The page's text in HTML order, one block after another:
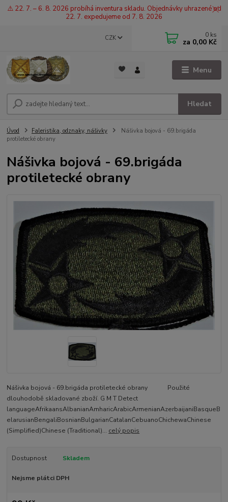
⚠️ 22. 7. – 6. 8. 2026 probíhá inventura skladu. Objednávky uhrazené od
22. 7. expedujeme od 7. 8. 2026
Menu
CZK
Hledat
0 ks
za 0,00 Kč
Úvod Faleristika, odznaky, nášivky
Nášivka bojová - 69.brigáda
protiletecké obrany
Nášivka bojová - 69.brigáda
protiletecké obrany
Nášivka bojová - 69.brigáda protiletecké obrany Použité
dlouhodobě skladované zboží. G M T Detect
languageAfrikaansAlbanianAmharicArabicArmenianAzerbaijaniBasqueB
elarusianBengaliBosnianBulgarianCatalanCebuanoChichewaChinese
(Simplified)Chinese (Traditional)... celý popis
Dostupnost Skladem
Nejsme plátci DPH